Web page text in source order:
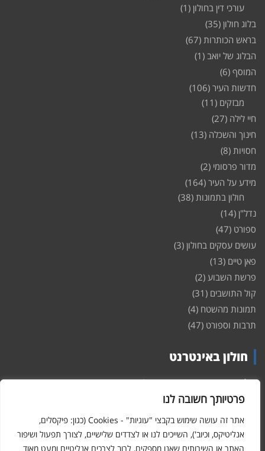
פרטיותך חשובה לנו
אתר זה עושה שימוש בקבצי "עוגיות" - Cookies (כגון: פיקסלים,
אנליטיקס, וכיוב'), השייכים לנו או לצדדים שלישיים, לצורך תפעול ושיפור
האתר או השירותים שאנו מספקים, לרוב לצרכים אנליטיים ומעט מאוד
עורכי דין בחולון (1)
בלוג חולון (35)
בראש הכותרות (67)
הבלוג של יואב (1)
המוסף (6)
חדשות העיר (106)
מבזקים (11)
חיי לילה (27)
חינוך והשכלה (13)
חסויות (8)
מדור פרסומי (2)
מידע על העיר (164)
חולון בתמונות (38)
נדל"ן (14)
ספורט (47)
עושים עסקים בחולון (3)
פאן טיים (13)
פרשת השבוע (2)
קול התושבים (31)
תמונות מהשטח (4)
תרבות וספורט (47)
חולון באינטרנט
חולוןבאינטרנט – האתר שמביא לכם עדכונים ומידע מהשטח מהעיר
חולון. במה פתוחה לקול תושבי חולון באינטרנט, מידע על
ופרוייקטים חדשים בעיר, חיי לילה, וכן טורי דעה, עסקים בחולון, ודיונים על
הנעשה בעיר. אתם מוזמנים ומוזמנות להשתתף בדיון ולשלוח לנו כתבות
ואף להגיב על הכתבות המפורסמות באתר.